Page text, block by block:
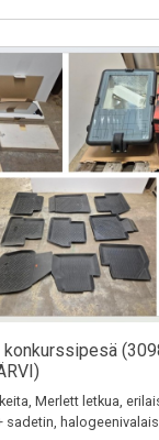
konkurssipesä
Merlett letkua,
sadetin,